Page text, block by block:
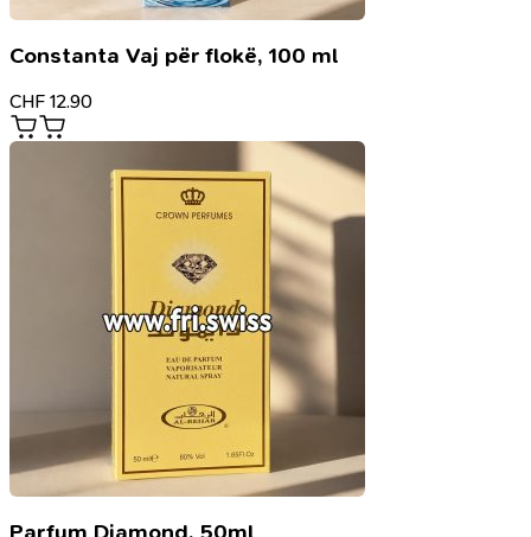
Constanta Vaj për flokë, 100 ml
CHF 12.90